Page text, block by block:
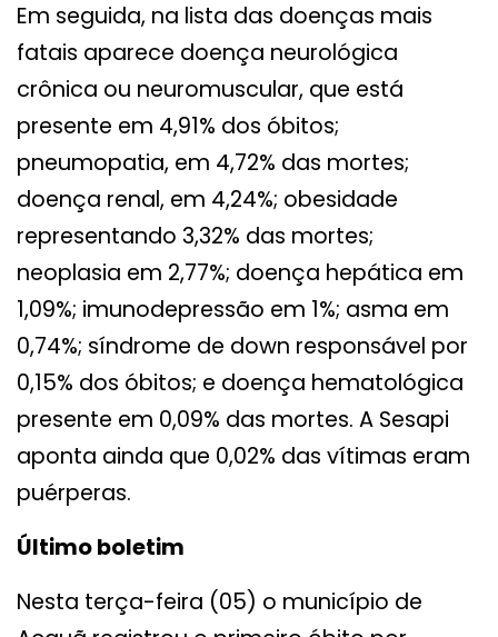
Em seguida, na lista das doenças mais
fatais aparece doença neurológica
crônica ou neuromuscular, que está
presente em 4,91% dos óbitos;
pneumopatia, em 4,72% das mortes;
doença renal, em 4,24%; obesidade
representando 3,32% das mortes;
neoplasia em 2,77%; doença hepática em
1,09%; imunodepressão em 1%; asma em
0,74%; síndrome de down responsável por
0,15% dos óbitos; e doença hematológica
presente em 0,09% das mortes. A Sesapi
aponta ainda que 0,02% das vítimas eram
puérperas.
Último boletim
Nesta terça-feira (05) o município de